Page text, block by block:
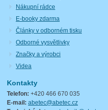
Nákupní rádce
E-booky zdarma
Články v odborném tisku
Odborné vysvětlivky
Značky a výrobci
Videa
Kontakty
Telefon: +420 466 670 035
E-mail: abetec@abetec.cz